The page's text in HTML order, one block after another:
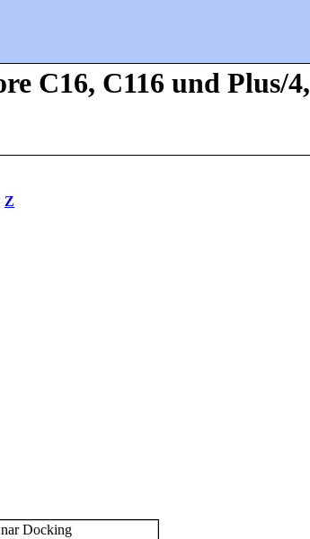
C16, C116 und Plus/4,
Z